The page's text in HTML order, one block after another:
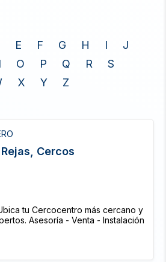
E F G H I
J
O P Q R
S
X Y Z
Cercos
tu Cercocentro más cercano y
Asesoría - Venta - Instalación